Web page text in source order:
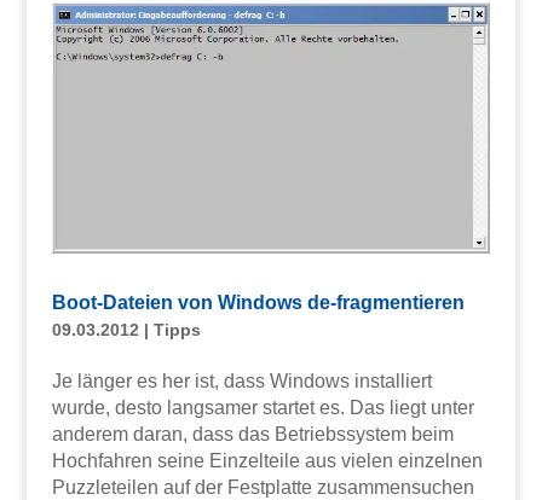
Boot-Dateien von Windows de-fragmentieren
09.03.2012| Tipps
Je länger es her ist, dass Windows installiert
wurde, desto langsamer startet es. Das liegt unter
anderem daran, dass das Betriebssystem beim
Hochfahren seine Einzelteile aus vielen einzelnen
Puzzleteilen auf der Festplatte zusammensuchen